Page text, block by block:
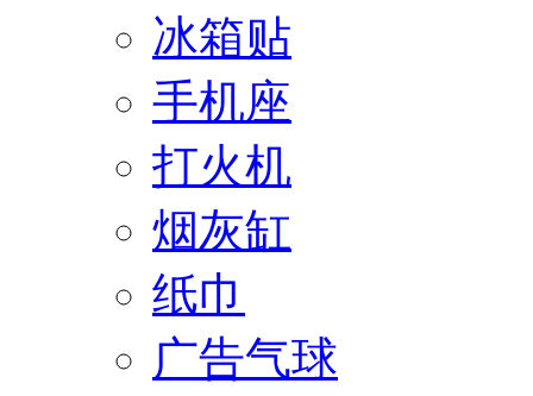
冰箱贴
手机座
打火机
烟灰缸
纸巾
广告气球